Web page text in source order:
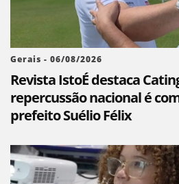
Gerais - 06/08/2026
Revista IstoÉ destaca
repercussão nacional é
prefeito Suélio Félix